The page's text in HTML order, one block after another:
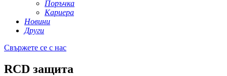
Поръчка
Кариера
Новини
Други
Свържете се с нас
RCD защита